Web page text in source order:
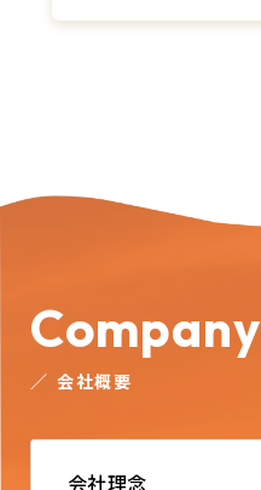
Company
／ 会社概要
会社理念